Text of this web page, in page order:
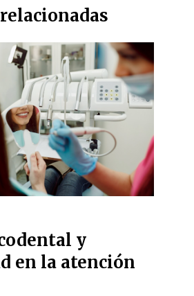
y
en la atención